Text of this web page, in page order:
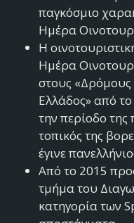
παγκόσμιο
Ημέρα
Η
Ημέρα
στους «Δρόμους
Ελλάδος» από
την περίοδο
τοπικός της
έγινε
Από το 2015
τμήμα του
κατηγορία των